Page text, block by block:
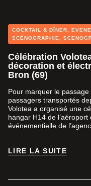
COCKTAIL & DÎNER
SCÉNOGRAPHIE
Célébration
décoration et
Bron (69)
Pour marquer le
passagers transportés
Volotea a organisé une
hangar H14 de l’aéroport
événementielle de
LIRE LA SUITE